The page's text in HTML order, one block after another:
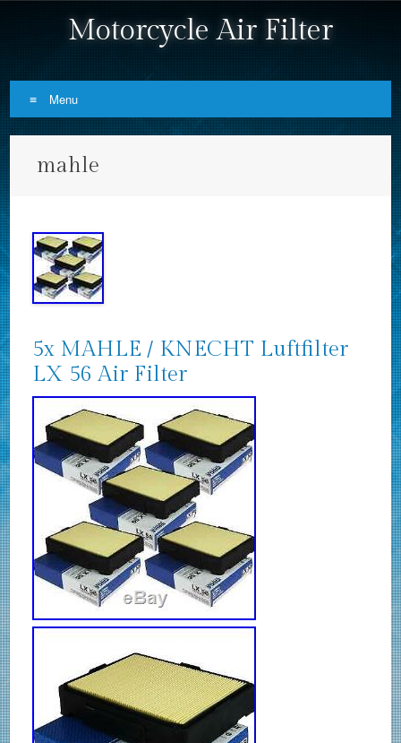
Motorcycle Air Filter
Menu
mahle
5x MAHLE / KNECHT Luftfilter
LX 56 Air Filter